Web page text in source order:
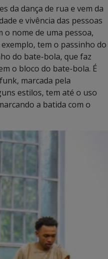
da dança de rua e vem da
e vivência das pessoas
o nome de uma pessoa,
tem o passinho do
do bate-bola, que faz
o bloco do bate-bola. É
marcada pela
estilos, tem até o uso
a batida com o